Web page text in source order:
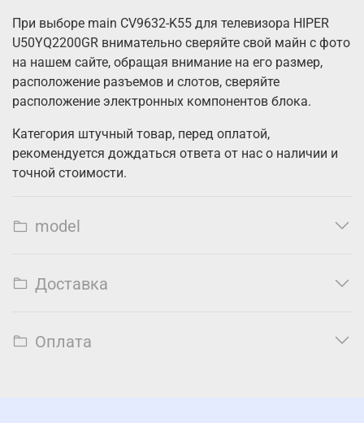
При выборе main CV9632-K55 для телевизора HIPER
U50YQ2200GR внимательно сверяйте свой майн с фото
на нашем сайте, обращая внимание на его размер,
расположение разъемов и слотов, сверяйте
расположение электронных компонентов блока.
Категория штучный товар, перед оплатой,
рекомендуется дождаться ответа от нас о наличии и
точной стоимости.
model
Доставка
Оплата